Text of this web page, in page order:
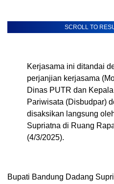
SCROLL TO
Kerjasama ini ditandai
perjanjian kerjasama
Dinas PUTR dan
Pariwisata (Disbudpar)
disaksikan langsung
Supriatna di Ruang
(4/3/2025).
Bupati Bandung Dadang